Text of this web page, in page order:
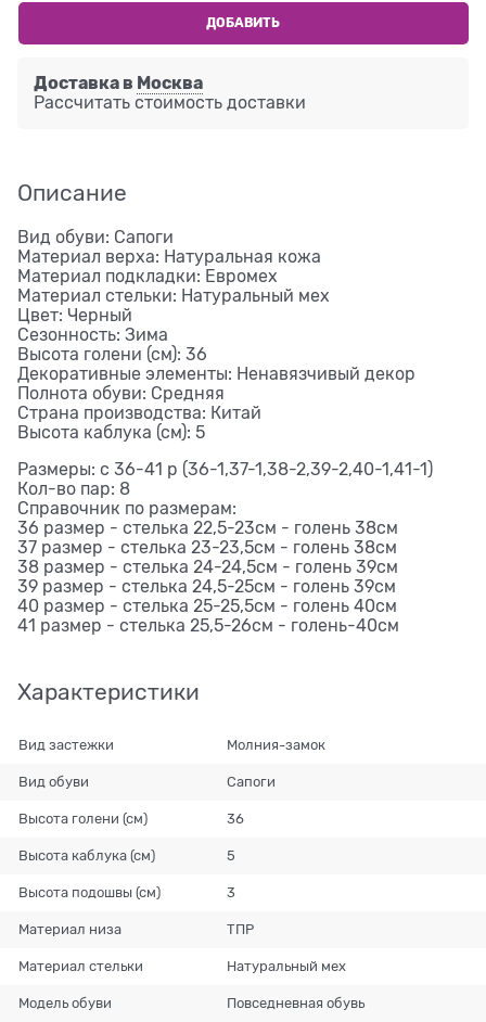
ДОБАВИТЬ
Доставка в Москва
Рассчитать стоимость доставки
Описание
Вид обуви: Сапоги
Материал верха: Натуральная кожа
Материал подкладки: Евромех
Материал стельки: Натуральный мех
Цвет: Черный
Сезонность: Зима
Высота голени (см): 36
Декоративные элементы: Ненавязчивый декор
Полнота обуви: Средняя
Страна производства: Китай
Высота каблука (см): 5
Размеры: с 36-41 р (36-1,37-1,38-2,39-2,40-1,41-1)
Кол-во пар: 8
Справочник по размерам:
36 размер - стелька 22,5-23см - голень 38см
37 размер - стелька 23-23,5см - голень 38см
38 размер - стелька 24-24,5см - голень 39см
39 размер - стелька 24,5-25см - голень 39см
40 размер - стелька 25-25,5см - голень 40см
41 размер - стелька 25,5-26см - голень-40см
Характеристики
Вид застежки Молния-замок
Вид обуви Сапоги
Высота голени (см) 36
Высота каблука (см) 5
Высота подошвы (см) 3
Материал низа ТПР
Материал стельки Натуральный мех
Модель обуви Повседневная обувь